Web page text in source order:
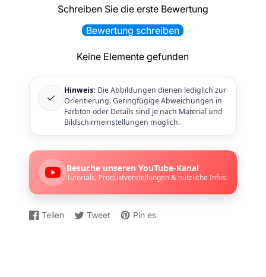
Schreiben Sie die erste Bewertung
Bewertung schreiben
Keine Elemente gefunden
✓
Hinweis: Die Abbildungen dienen lediglich zur
Orientierung. Geringfügige Abweichungen in
Farbton oder Details sind je nach Material und
Bildschirmeinstellungen möglich.
Besuche unseren YouTube-Kanal
Tutorials, Produktvorstellungen & nützliche Infos
Teilen
Auf
Wird
Tweet
Auf
Wird
Pin es
Auf
Wird